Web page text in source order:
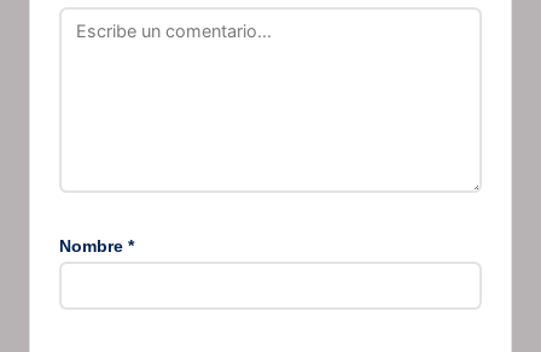
Nombre *